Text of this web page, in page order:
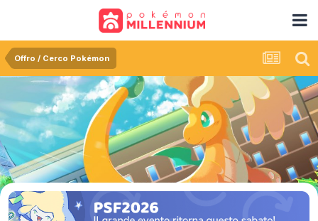
Offro / Cerco Pokémon